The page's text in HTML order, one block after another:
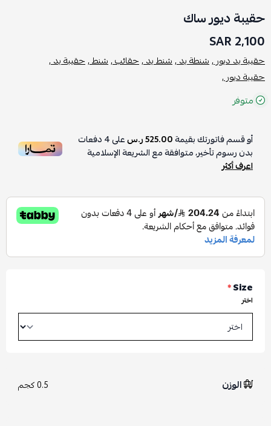
حقيبة ديور ساك
2,100 SAR
حقيبة يد ديور ,شنطة يد ,شنط يد ,حقائب ,شنط ,حقيبة يد ,
حقيبة ديور ,
متوفر
أو قسم فاتورتك بقيمة525.00 ر.س على4دفعات
بدون رسوم تأخير، متوافقة مع الشريعة الإسلامية
اعرف أكثر
Size
*
اختر
الوزن 0.5 كجم